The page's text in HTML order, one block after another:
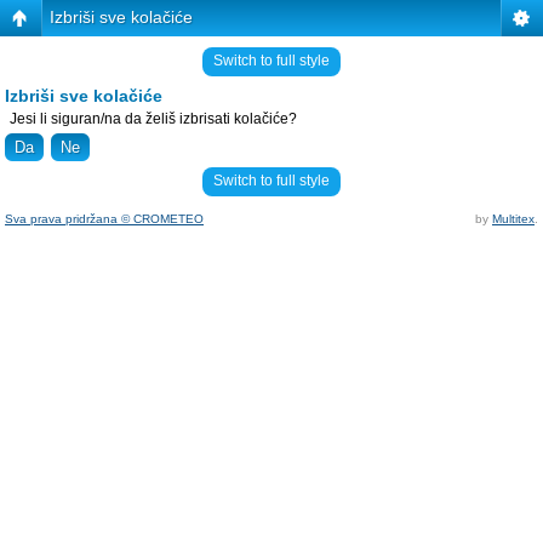
Izbriši sve kolačiće
Switch to full style
Izbriši sve kolačiće
Jesi li siguran/na da želiš izbrisati kolačiće?
Switch to full style
Sva prava pridržana © CROMETEO by Multitex